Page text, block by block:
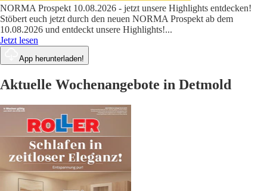
NORMA Prospekt 10.08.2026 - jetzt unsere Highlights entdecken!
Stöbert euch jetzt durch den neuen NORMA Prospekt ab dem
10.08.2026 und entdeckt unsere Highlights!...
Jetzt lesen
App herunterladen!
Aktuelle Wochenangebote in Detmold